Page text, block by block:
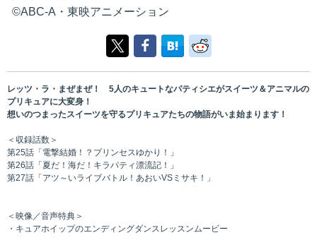
©ABC-A・東映アニメーション
レッツ・ラ・まぜまぜ！ 5人のキュートなパティシエがスイーツ＆アニマルの
プリキュアに大変身！
想いのつまったスイーツを守るプリキュアたちの物語がいま始まります！
＜収録話数＞
第25話「電撃結婚！？プリンセスゆかり！」
第26話「夏だ！海だ！キラパティ漂流記！」
第27話「アツ～いライブバトル！あおいVSミサキ！」
＜映像／音声特典＞
・キュアホイップのエンディングダンスレッスンムービー